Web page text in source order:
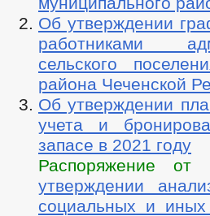
Об утверждении
работниками
сельского
района Чеченской
Об утверждении
учета и
запасе в 2021 году
Распоряжение
утверждении
социальных и иных